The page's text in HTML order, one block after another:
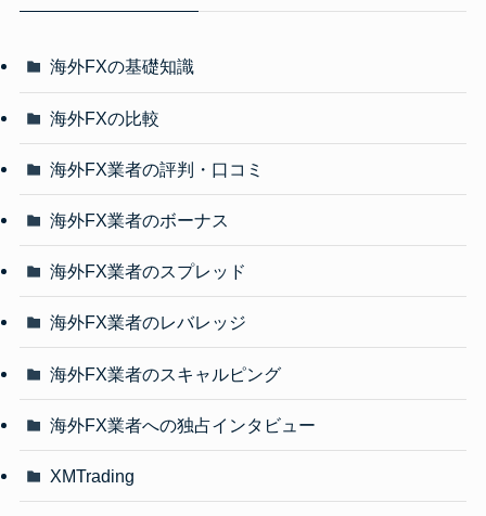
海外FXの基礎知識
海外FXの比較
海外FX業者の評判・口コミ
海外FX業者のボーナス
海外FX業者のスプレッド
海外FX業者のレバレッジ
海外FX業者のスキャルピング
海外FX業者への独占インタビュー
XMTrading